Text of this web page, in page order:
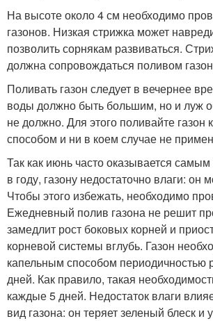
На высоте около 4 см необходимо
газонов. Низкая стрижка может
позволить сорнякам развиваться.
должна сопровождаться поливом
Поливать газон следует в вечернее
воды должно быть большим, но и луж
не должно. Для этого поливайте газон
способом и ни в коем случае не
Так как июнь часто оказывается
в году, газону недостаточно влаги: он
Чтобы этого избежать, необходимо
Ежедневный полив газона не решит
замедлит рост боковых корней и
корневой системы вглубь. Газон
капельным способом периодичностью
дней. Как правило, такая
каждые 5 дней. Недостаток влаги
вид газона: он теряет зеленый блеск и